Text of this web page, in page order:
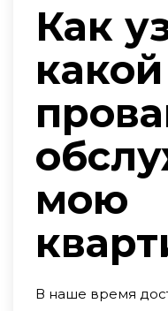
Как
какой
мою
В наше время